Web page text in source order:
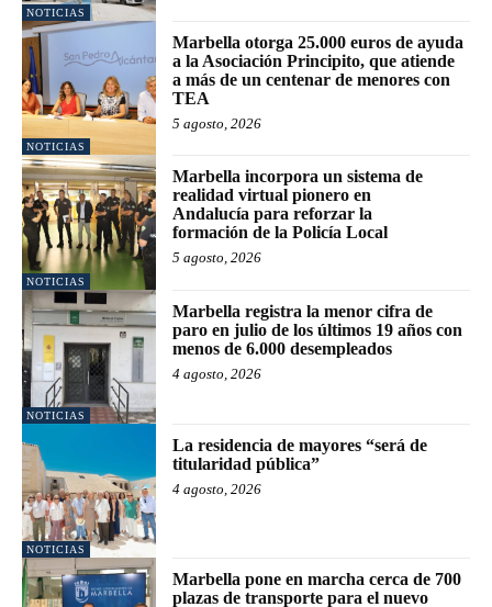
NOTICIAS
NOTICIAS
Marbella otorga 25.000 euros de ayuda
a la Asociación Principito, que atiende
a más de un centenar de menores con
TEA
5 agosto, 2026
NOTICIAS
Marbella incorpora un sistema de
realidad virtual pionero en
Andalucía para reforzar la
formación de la Policía Local
5 agosto, 2026
NOTICIAS
Marbella registra la menor cifra de
paro en julio de los últimos 19 años con
menos de 6.000 desempleados
4 agosto, 2026
NOTICIAS
La residencia de mayores “será de
titularidad pública”
4 agosto, 2026
Marbella pone en marcha cerca de 700
plazas de transporte para el nuevo